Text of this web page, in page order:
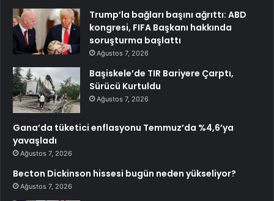
Trump’la bağları başını ağrıttı: ABD
kongresi, FIFA Başkanı hakkında
soruşturma başlattı
Ağustos 7, 2026
Başiskele’de TIR Bariyere Çarptı,
Sürücü Kurtuldu
Ağustos 7, 2026
Gana’da tüketici enflasyonu Temmuz’da %4,6’ya
yavaşladı
Ağustos 7, 2026
Becton Dickinson hissesi bugün neden yükseliyor?
Ağustos 7, 2026